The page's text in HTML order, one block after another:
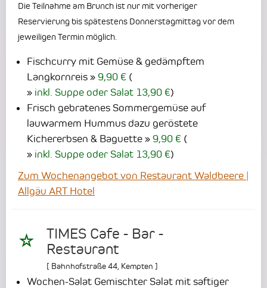
Die Teilnahme am Brunch ist nur mit vorheriger
Reservierung bis spätestens Donnerstagmittag vor dem
jeweiligen Termin möglich.
Fischcurry mit Gemüse & gedämpftem
Langkornreis
9,90 € (
inkl. Suppe oder Salat 13,90 €)
Frisch gebratenes Sommergemüse auf
lauwarmem Hummus dazu geröstete
Kichererbsen & Baguette
9,90 € (
inkl. Suppe oder Salat 13,90 €)
Zum Wochenangebot von Restaurant Waldbeere |
Allgäu ART Hotel
TIMES Cafe - Bar -
Restaurant
[ Bahnhofstraße 44 Kempten ]
Wochen-Salat Gemischter Salat mit saftiger